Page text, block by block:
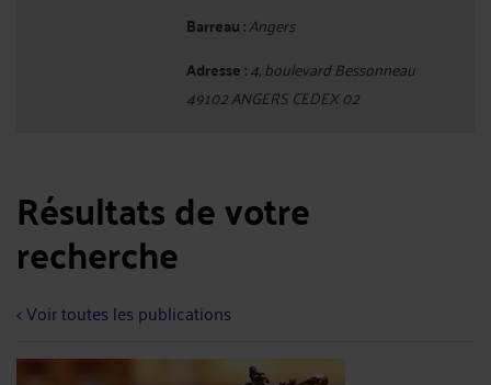
Barreau :Angers
Adresse :4, boulevard Bessonneau
49102 ANGERS CEDEX 02
Résultats de votre
recherche
< Voir toutes les publications